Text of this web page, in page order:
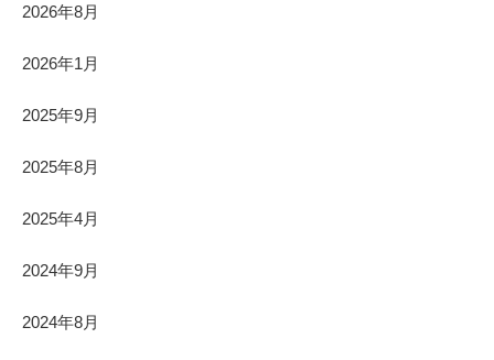
2026年8月
2026年1月
2025年9月
2025年8月
2025年4月
2024年9月
2024年8月